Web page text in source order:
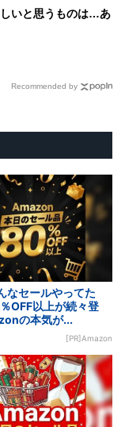
いと思うものは…あ
Recommended by
なセールやってた
OFF以上が続々登
の本気が...
[PR]Amazon